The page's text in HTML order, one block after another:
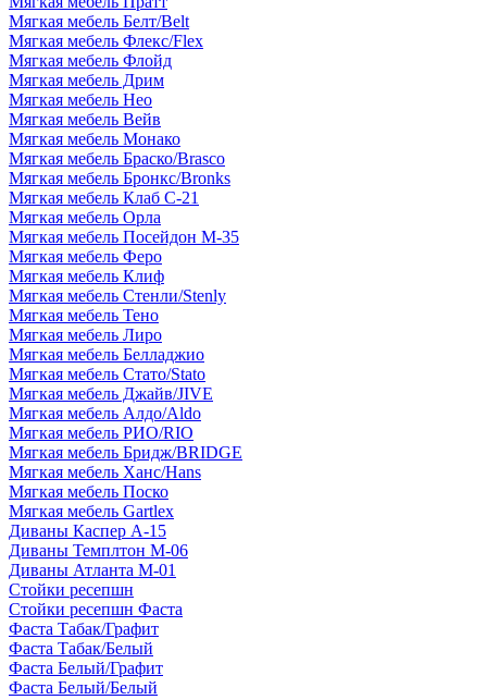
Мягкая мебель Белт/Belt
Мягкая мебель Флекс/Flex
Мягкая мебель Флойд
Мягкая мебель Дрим
Мягкая мебель Нео
Мягкая мебель Вейв
Мягкая мебель Монако
Мягкая мебель Браско/Brasco
Мягкая мебель Бронкс/Bronks
Мягкая мебель Клаб С-21
Мягкая мебель Орла
Мягкая мебель Посейдон М-35
Мягкая мебель Феро
Мягкая мебель Клиф
Мягкая мебель Стенли/Stenly
Мягкая мебель Тено
Мягкая мебель Лиро
Мягкая мебель Белладжио
Мягкая мебель Стато/Stato
Мягкая мебель Джайв/JIVE
Мягкая мебель Алдо/Aldo
Мягкая мебель РИО/RIO
Мягкая мебель Бридж/BRIDGE
Мягкая мебель Ханс/Hans
Мягкая мебель Поско
Мягкая мебель Gartlex
Диваны Каспер А-15
Диваны Темплтон М-06
Диваны Атланта М-01
Стойки ресепшн
Стойки ресепшн Фаста
Фаста Табак/Графит
Фаста Табак/Белый
Фаста Белый/Графит
Фаста Белый/Белый